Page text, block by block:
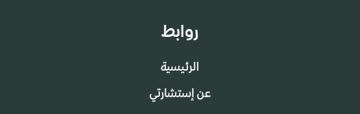
روابط
الرئيسية
عن إستشارتي